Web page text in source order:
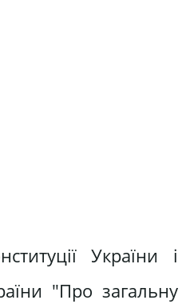
України і
"Про загальну